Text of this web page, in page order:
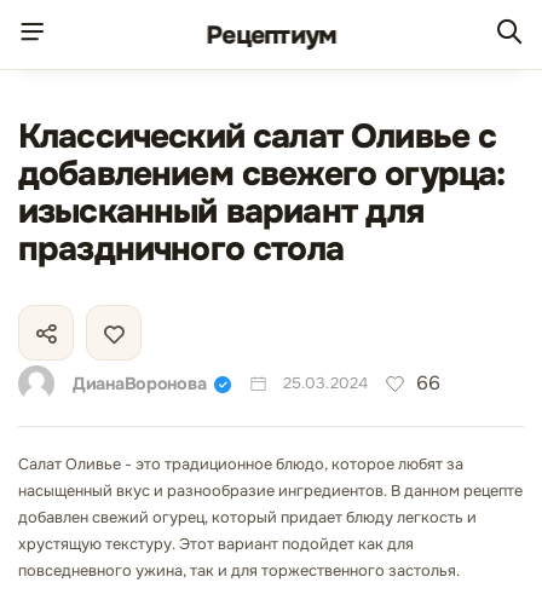
Рецептиум
Классический салат Оливье с
добавлением свежего огурца:
изысканный вариант для
праздничного стола
ДианаВоронова 25.03.2024 66
Салат Оливье - это традиционное блюдо, которое любят за
насыщенный вкус и разнообразие ингредиентов. В данном рецепте
добавлен свежий огурец, который придает блюду легкость и
хрустящую текстуру. Этот вариант подойдет как для
повседневного ужина, так и для торжественного застолья.